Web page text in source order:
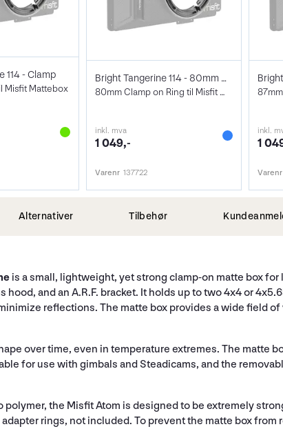
114 - Clamp
Misfit Mattebox
Bright Tangerine 114 - 80mm Clamp
80mm Clamp on Ring til Misfit Mattebox
inkl. mva
1 049,-
Varenr 137722
inkl.
1
Varenr
Alternativer Tilbehør
is a small, lightweight, yet strong clamp-on matte box
and an A.R.F. bracket. It holds up to two 4x4 or
reflections. The matte box provides a wide field
over time, even in temperature extremes. The matte
for use with gimbals and Steadicams, and the
the Misfit Atom is designed to be extremely
rings, not included. To prevent the matte box